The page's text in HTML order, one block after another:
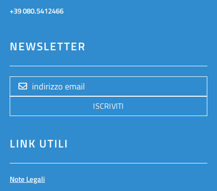
+39 080.5412466
NEWSLETTER
ISCRIVITI
LINK UTILI
Note Legali